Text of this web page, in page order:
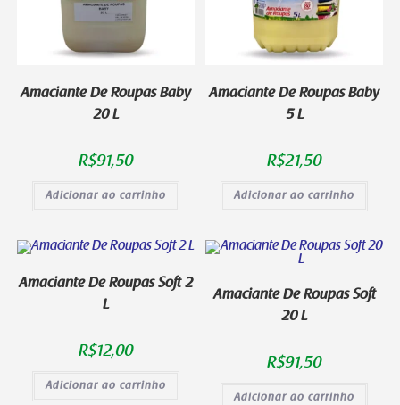
Amaciante De Roupas Baby
20 L
R$91,50
Adicionar ao carrinho
Amaciante De Roupas Baby
5 L
R$21,50
Adicionar ao carrinho
Amaciante De Roupas Soft 2
L
R$12,00
Adicionar ao carrinho
Amaciante De Roupas Soft
20 L
R$91,50
Adicionar ao carrinho